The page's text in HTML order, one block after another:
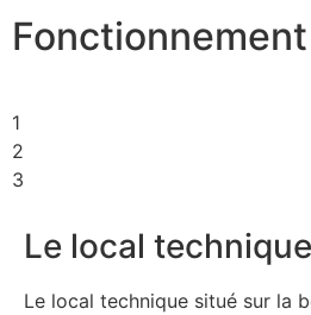
1
2
3
Le local technique
Le local technique situé sur la